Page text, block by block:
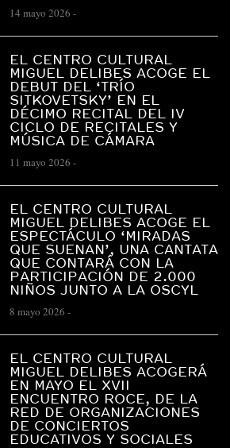
14 mayo 2026 -
EL CENTRO CULTURAL
MIGUEL DELIBES ACOGE EL
DEBUT DEL ‘TRÍO
SITKOVETSKY’ EN EL
DÉCIMO RECITAL DEL IV
CICLO DE RECITALES Y
MÚSICA DE CÁMARA
11 mayo 2026 -
EL CENTRO CULTURAL
MIGUEL DELIBES ACOGE EL
ESPECTÁCULO ‘MIRADAS
QUE SUENAN’, UNA CANTATA
QUE CONTARÁ CON LA
PARTICIPACIÓN DE 2.000
NIÑOS JUNTO A LA OSCYL
8 mayo 2026 -
EL CENTRO CULTURAL
MIGUEL DELIBES ACOGERÁ
EN MAYO EL XVII
ENCUENTRO ROCE, DE LA
RED DE ORGANIZACIONES
DE CONCIERTOS
EDUCATIVOS Y SOCIALES